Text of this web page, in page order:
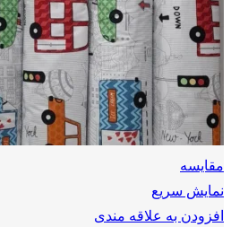
مقايسه
نمایش سریع
افزودن به علاقه مندی